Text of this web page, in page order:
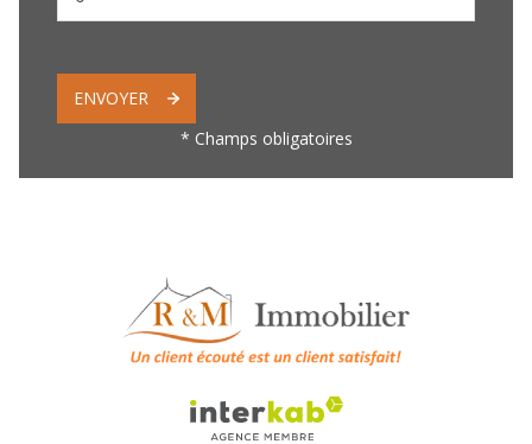
ENVOYER
* Champs obligatoires